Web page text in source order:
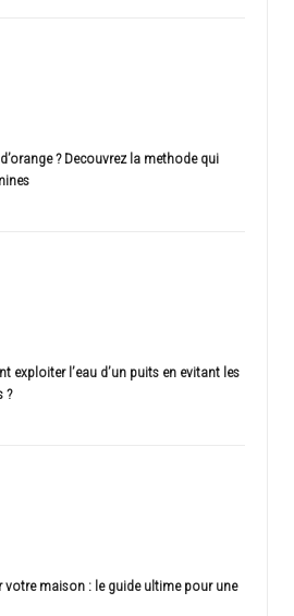
? Decouvrez la methode qui
exploiter l’eau d’un puits en evitant les
?
votre maison : le guide ultime pour une